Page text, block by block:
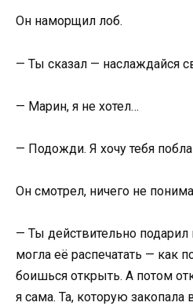
Он наморщил лоб.
— Ты сказал — наслаждайся
— Марин, я не хотел…
— Подожди. Я хочу тебя
Он смотрел, ничего не
— Ты действительно
могла её распечатать — как
боишься открыть. А потом
я сама. Та, которую закопала